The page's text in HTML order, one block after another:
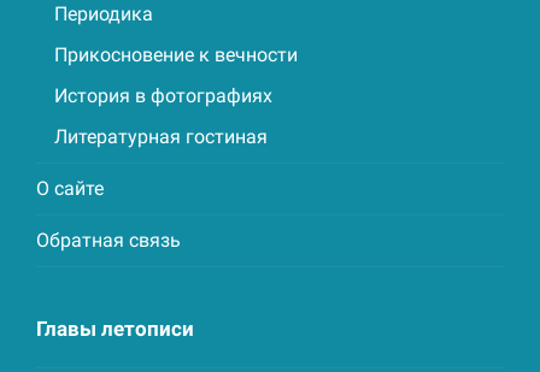
Периодика
Прикосновение к вечности
История в фотографиях
Литературная гостиная
О сайте
Обратная связь
Главы летописи